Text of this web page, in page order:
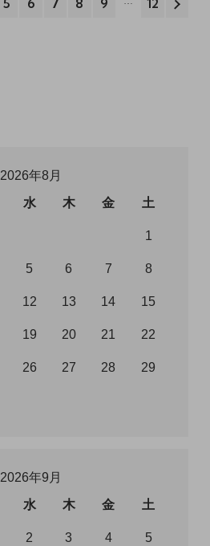
5 6 7 8 9 12
2026年8月
水 木 金 土
1
5 6 7 8
12 13 14 15
19 20 21 22
26 27 28 29
2026年9月
水 木 金 土
2 3 4 5